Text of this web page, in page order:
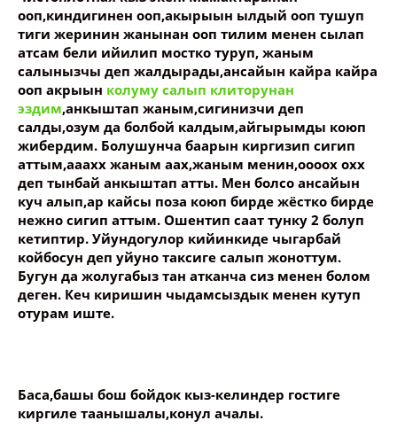
ооп,киндигинен ооп,акырыын ылдый ооп тушуп
тиги жеринин жанынан ооп тилим менен сылап
атсам бели ийилип мостко туруп, жаным
салынызчы деп жалдырады,ансайын кайра кайра
ооп акрыын колуму салып клиторунан
эздим,анкыштап жаным,сигинизчи деп
салды,озум да болбой калдым,айгырымды коюп
жибердим. Болушунча баарын киргизип сигип
аттым,ааахх жаным аах,жаным менин,оооох охх
деп тынбай анкыштап атты. Мен болсо ансайын
куч алып,ар кайсы поза коюп бирде жёстко бирде
нежно сигип аттым. Ошентип саат тунку 2 болуп
кетиптир. Уйундогулор кийинкиде чыгарбай
койбосун деп уйуно таксиге салып жоноттум.
Бугун да жолугабыз тан атканча сиз менен болом
деген. Кеч киришин чыдамсыздык менен кутуп
отурам иште.
Баса,башы бош бойдок кыз-келиндер гостиге
киргиле таанышалы,конул ачалы.